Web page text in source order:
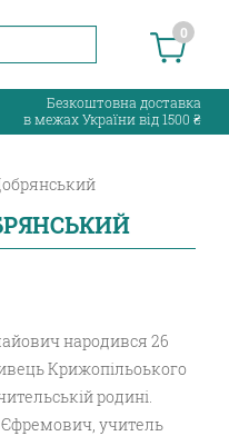
0
Безкоштовна доставка
в межах України від 1500 ₴
народився 26
Крижопільоького
родині.
учитель